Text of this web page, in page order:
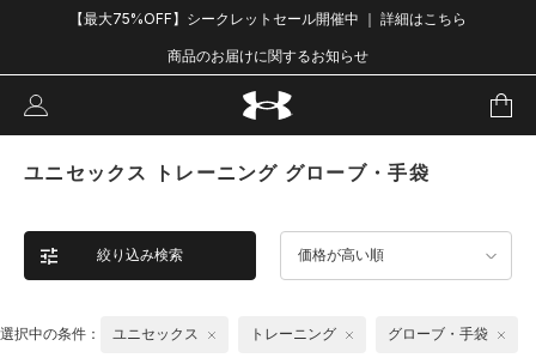
【最大75%OFF】シークレットセール開催中 ｜ 詳細はこちら
商品のお届けに関するお知らせ
ユニセックス トレーニング グローブ・手袋
絞り込み検索 価格が高い順
選択中の条件： ユニセックス トレーニング グローブ・手袋